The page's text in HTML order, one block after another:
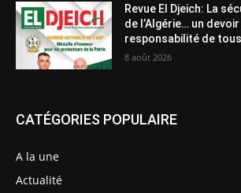
Revue El Djeich: La
de l’Algérie… un
responsabilité de tous
8 août 2026
CATÉGORIES POPULAIRE
A la une
Actualité